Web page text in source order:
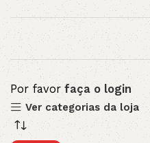
Por favor faça o login
Ver categorias da loja